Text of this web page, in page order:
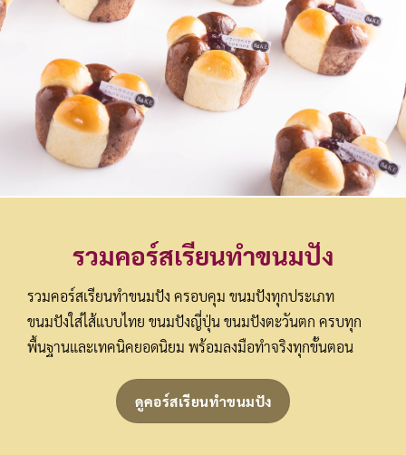
รวมคอร์สเรียนทำขนมปัง
รวมคอร์สเรียนทำขนมปัง ครอบคุม ขนมปังทุกประเภท
ขนมปังใส่ไส้แบบไทย ขนมปังญี่ปุ่น ขนมปังตะวันตก ครบทุก
พื้นฐานและเทคนิคยอดนิยม พร้อมลงมือทำจริงทุกขั้นตอน
ดูคอร์สเรียนทำขนมปัง